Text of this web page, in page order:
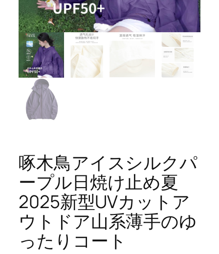
啄木鳥アイスシルクパ
ープル日焼け止め夏
2025新型UVカットア
ウトドア山系薄手のゆ
ったりコート